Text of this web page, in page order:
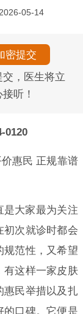
05-14
，医生将立
接听！
0120
惠民 正规靠谱
是大家最为关注
初次就诊时都会
范性，又希望
有这样一家皮肤
惠民举措以及扎
的口碑。它便是